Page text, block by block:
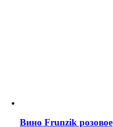
Вино Frunzik розовое